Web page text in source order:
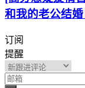
和我的老公结
订阅
提醒